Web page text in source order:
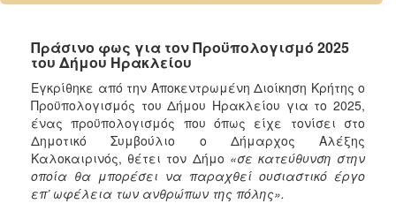
2024
2022
2021
2020
2019
2018
2017
Πράσινο φως για τον Προϋπολογισμό 2025
του Δήμου Ηρακλείου
Εγκρίθηκε από την Αποκεντρωμένη Διοίκηση Κρήτης ο
Προϋπολογισμός του Δήμου Ηρακλείου για το 2025,
ένας προϋπολογισμός που όπως είχε τονίσει στο
Δημοτικό Συμβούλιο ο Δήμαρχος Αλέξης
Καλοκαιρινός, θέτει τον Δήμο «σε κατεύθυνση στην
οποία θα μπορέσει να παραχθεί ουσιαστικό έργο
επ’ ωφέλεια των ανθρώπων της πόλης».